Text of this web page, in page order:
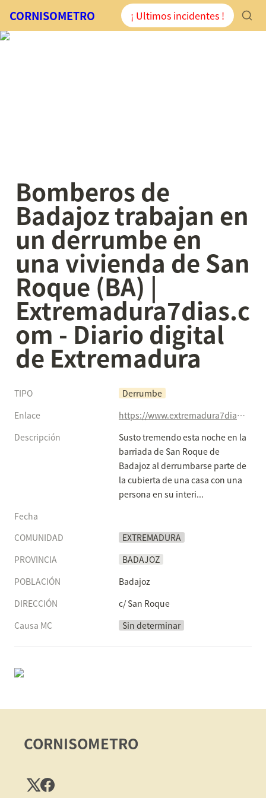
CORNISOMETRO ¡ Ultimos incidentes !
Bomberos de
Badajoz trabajan en
un derrumbe en
una vivienda de San
Roque (BA) |
Extremadura7dias.c
om - Diario digital
de Extremadura
TIPO
Derrumbe
Enlace
https://www.extremadura7dias.com/noticia/derrumbe-casa-san-roque-badajoz-mujer-70-anos
Descripción
Susto tremendo esta noche en la
barriada de San Roque de
Badajoz al derrumbarse parte de
la cubierta de una casa con una
persona en su interi...
Fecha
COMUNIDAD
EXTREMADURA
PROVINCIA
BADAJOZ
POBLACIÓN
Badajoz
DIRECCIÓN
c/ San Roque
Causa MC
Sin determinar
CORNISOMETRO